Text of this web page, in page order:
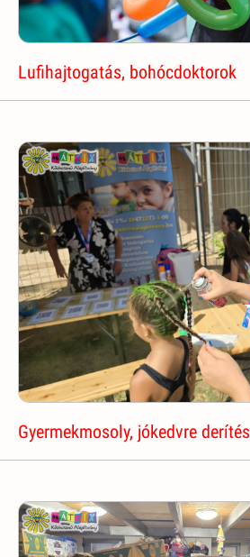
Lufihajtogatás, bohócdoktorok
Gyermekmosoly, jókedvre derítés